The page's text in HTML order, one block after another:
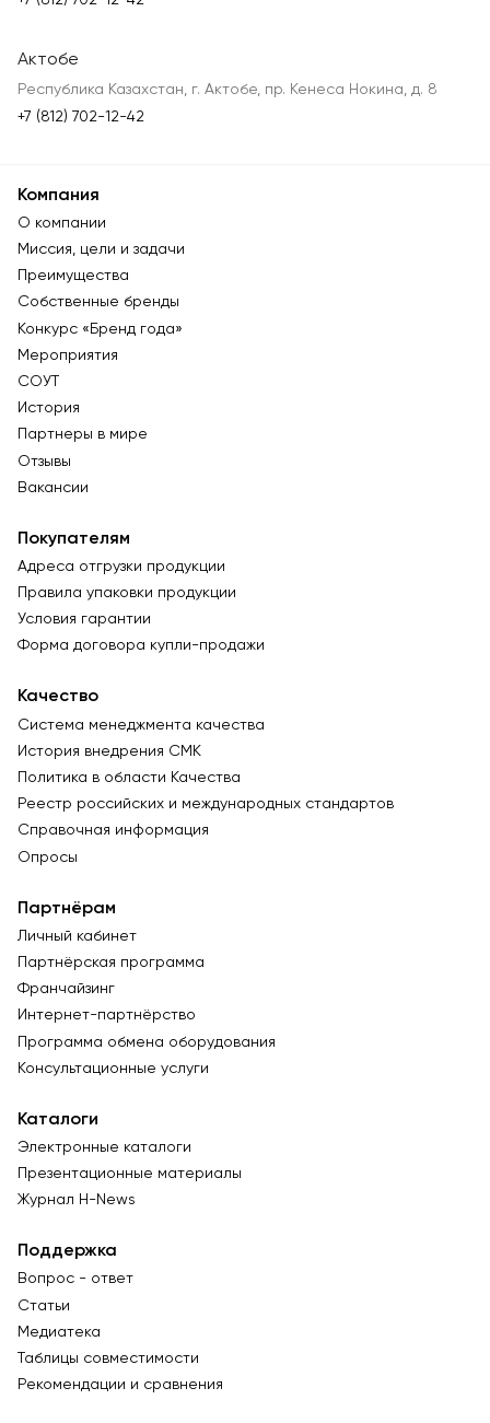
Актобе
Республика Казахстан, г. Актобе, пр. Кенеса Нокина, д. 8
+7 (812) 702-12-42
Компания
О компании
Миссия, цели и задачи
Преимущества
Собственные бренды
Конкурс «Бренд года»
Мероприятия
СОУТ
История
Партнеры в мире
Отзывы
Вакансии
Покупателям
Адреса отгрузки продукции
Правила упаковки продукции
Условия гарантии
Форма договора купли-продажи
Качество
Система менеджмента качества
История внедрения СМК
Политика в области Качества
Реестр российских и международных стандартов
Справочная информация
Опросы
Партнёрам
Личный кабинет
Партнёрская программа
Франчайзинг
Интернет-партнёрство
Программа обмена оборудования
Консультационные услуги
Каталоги
Электронные каталоги
Презентационные материалы
Журнал Н-News
Поддержка
Вопрос - ответ
Статьи
Медиатека
Таблицы совместимости
Рекомендации и сравнения